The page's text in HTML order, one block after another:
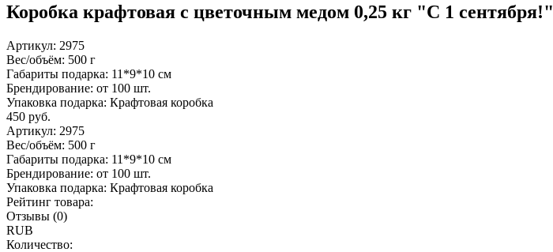
Коробка крафтовая с цветочным медом 0,25 кг "С 1 сентября!"
Артикул: 2975
Вес/объём: 500 г
Габариты подарка: 11*9*10 см
Брендирование: от 100 шт.
Упаковка подарка: Крафтовая коробка
450 руб.
Артикул: 2975
Вес/объём: 500 г
Габариты подарка: 11*9*10 см
Брендирование: от 100 шт.
Упаковка подарка: Крафтовая коробка
Рейтинг товара:
Отзывы (0)
RUB
Количество: